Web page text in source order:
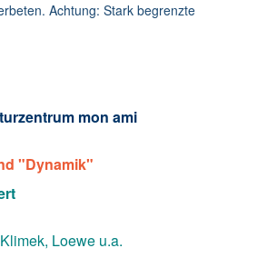
Achtung: Stark begrenzte
mon ami
"Dynamik"
Loewe u.a.